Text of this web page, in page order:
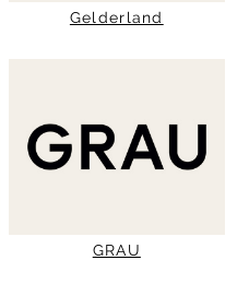
Gelderland
GRAU